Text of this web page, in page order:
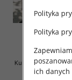
Kurtki damskie
L, 1 Kolor
Polityka
Polityka
ich danych